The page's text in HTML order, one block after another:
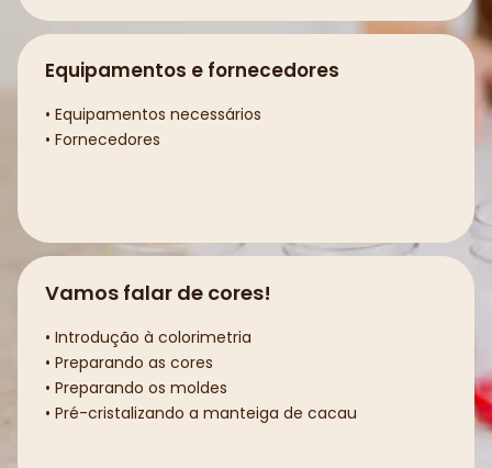
Equipamentos e fornecedores
• Equipamentos necessários
• Fornecedores
Vamos falar de cores!
• Introdução à colorimetria
• Preparando as cores
• Preparando os moldes
• Pré-cristalizando a manteiga de cacau